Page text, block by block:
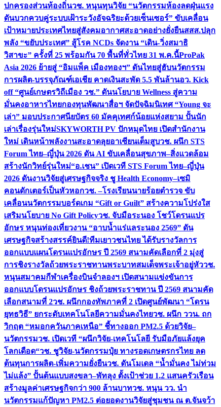
ปกครองส่วนท้องถิ่นวช. หนุนทุนวิจัย “นวัตกรรมห้องลดฝุ่นแรง
ดันบวกควบคู่ระบบเฝ้าระวังอัจฉริยะด้วยเซ็นเซอร์” ขับเคลื่อน
เป้าหมายประเทศไทยสู่สังคมอากาศสะอาดอย่างยั่งยืนสสส.ปลุก
พลัง “ขยับประเทศ” สู้โรค NCDs จัดงาน “เดิน-วิ่งสมาธิ
วิสาขะ” ครั้งที่ 25 พร้อมกัน 70 พื้นที่ทั่วไทย 31 พ.ค.นี้ProPak
Asia 2026 ย้ายสู่ “อิมแพ็ค เมืองทองฯ” ดันไทยสู่ฮับนวัตกรรม
การผลิต-บรรจุภัณฑ์เอเชีย คาดเงินสะพัด 5.5 พันล้านอว. Kick
off “ศูนย์เกษตรวิถีเมือง วช.” ดันนโยบาย Wellness สู่ความ
มั่นคงอาหารไทยกองทุนพัฒนาสื่อฯ จัดปัจฉิมนิเทศ “Young จะ
เล่า” มอบประกาศนียบัตร 60 มัคคุเทศก์น้อยแห่งสยาม ปั้นนัก
เล่าเรื่องรุ่นใหม่SKYWORTH PV ปักหมุดไทย เปิดสำนักงาน
ใหม่ เดินหน้าพลังงานสะอาดลุยอาเซียนเต็มสูบวช. ผนึก STS
Forum ไทย–ญี่ปุ่น 2026 ดัน AI ขับเคลื่อนสุขภาพ–สิ่งแวดล้อม
สร้างนักวิทย์รุ่นใหม่“อ.เชน” เปิดเวที STS Forum ไทย–ญี่ปุ่น
2026 ดันงานวิจัยสู่เศรษฐกิจจริง ชู Health Economy–เซมิ
คอนดักเตอร์เป็นหัวหอกวช. –โรงเรียนนายร้อยตำรวจ ขับ
เคลื่อนนวัตกรรมบอร์ดเกม “Gift or Guilt” สร้างความโปร่งใส
เสริมนโยบาย No Gift Policyวช. จับมือระนอง โชว์โดรนแปร
อักษร หนุนท่องเที่ยวงาน “อาบน้ำแร่แลระนอง 2569” ดัน
เศรษฐกิจสร้างสรรค์ยินดี!ทีมเยาวชนไทย ได้รับรางวัลการ
ออกแบบแผนโดรนแปรอักษร ปี 2569 สนามคัดเลือกที่ 2 มุ่งสู่
การชิงรางวัลถ้วยพระราชทานพระบาทสมเด็จพระเจ้าอยู่หัววช.
หนุนสมาคมกีฬาเครื่องบินจำลองฯ เปิดสนามแข่งขันการ
ออกแบบโดรนแปรอักษร ชิงถ้วยพระราชทาน ปี 2569 สนามคัด
เลือกสนามที่ 2วช. ผนึกกองทัพภาคที่ 2 เปิดศูนย์พัฒนา “โดรน
ยุทธวิธี” ยกระดับเทคโนโลยีความมั่นคงไทยวช. ผนึก ววน. ถก
วิกฤต “หมอกควันภาคเหนือ” ชี้ทางออก PM2.5 ด้วยวิจัย–
นวัตกรรมวช. เปิดเวที “ผนึกวิจัย-เทคโนโลยี รับมือภัยแล้งยุค
โลกเดือด“วช. ชูวิจัย-นวัตกรรมปุ๋ย ทางรอดเกษตรกรไทย ลด
ต้นทุนการผลิต-เพิ่มความยั่งยืนวช. ดันโมเดล “น้ำมั่นคง ไม่ท่วม
ไม่แล้ง” ปั้นต้นแบบสงขลา–พัทลุง ตั้งเป้าช่วย 1.2 แสนครัวเรือน
สร้างมูลค่าเศรษฐกิจกว่า 900 ล้านบาทวช. หนุน วว. นำ
นวัตกรรมแก้ปัญหา PM2.5 ต่อยอดงานวิจัยสู่ชุมชน ณ ต.จันจว้า